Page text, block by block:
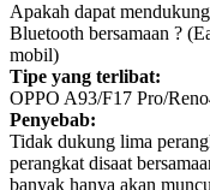
Apakah dapat
Bluetooth bersamaan ?
mobil)
Tipe yang terlibat:
OPPO A93/F17 Pro/
Penyebab:
Tidak dukung lima
perangkat disaat
banyak hanya akan